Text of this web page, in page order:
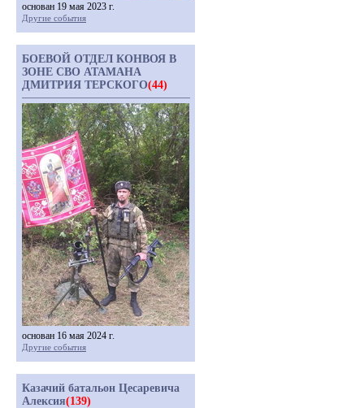
основан 19 мая 2023 г.
Другие события
БОЕВОЙ ОТДЕЛ КОНВОЯ В
ЗОНЕ СВО АТАМАНА
ДМИТРИЯ ТЕРСКОГО(44)
основан 16 мая 2024 г.
Другие события
Казачий батальон Цесаревича
Алексия(139)